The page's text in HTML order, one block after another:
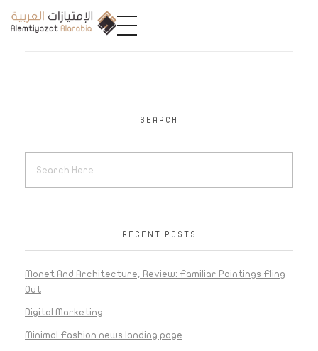
SEARCH
RECENT POSTS
Monet And Architecture, Review: Familiar Paintings Fling
Out
Digital Marketing
Minimal Fashion news landing page